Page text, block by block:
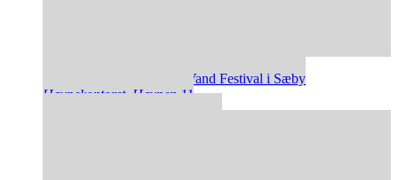
SUP & Vand Festival i Sæby
Havnekontoret, Havnen 11